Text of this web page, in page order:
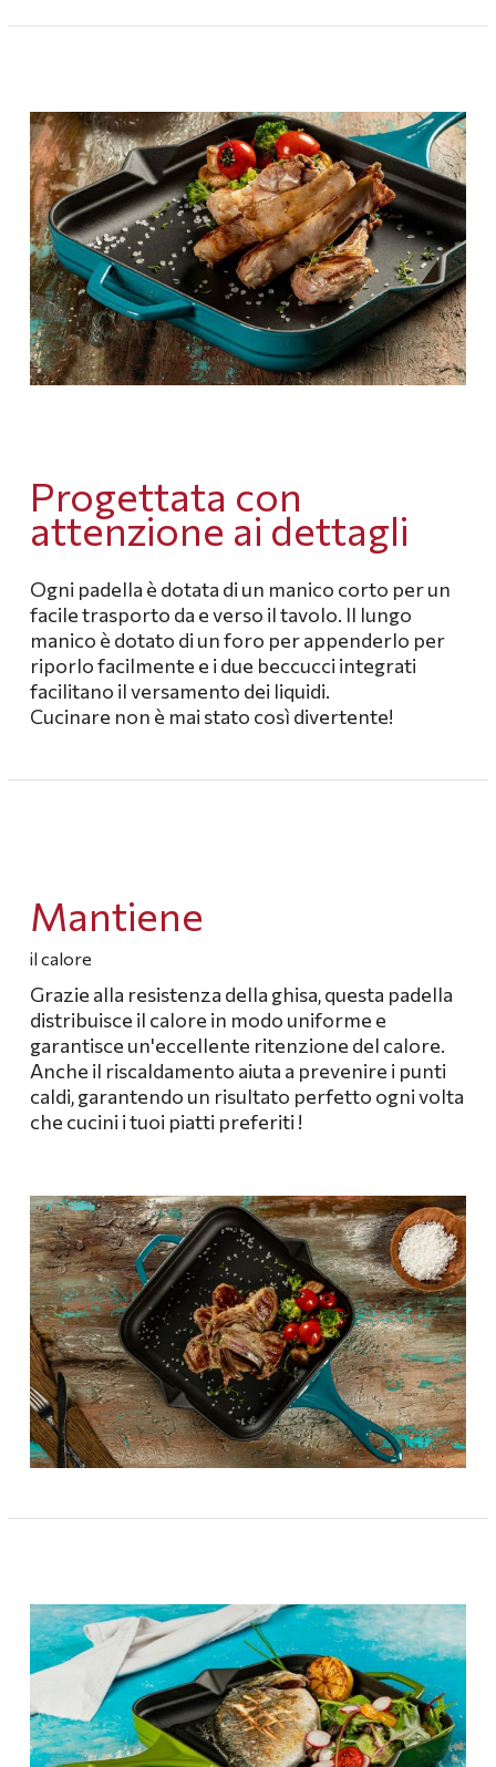
Progettata con
attenzione ai dettagli
Ogni padella è dotata di un manico corto per un
facile trasporto da e verso il tavolo. Il lungo
manico è dotato di un foro per appenderlo per
riporlo facilmente e i due beccucci integrati
facilitano il versamento dei liquidi.
Cucinare non è mai stato così divertente!
Mantiene
il calore
Grazie alla resistenza della ghisa, questa padella
distribuisce il calore in modo uniforme e
garantisce un'eccellente ritenzione del calore.
Anche il riscaldamento aiuta a prevenire i punti
caldi, garantendo un risultato perfetto ogni volta
che cucini i tuoi piatti preferiti !